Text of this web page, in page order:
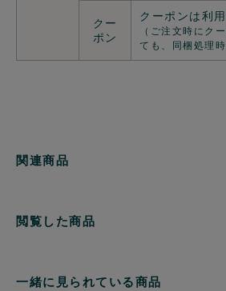
クー
ポン
クーポンは利
（ご注文時にク
ても、同梱処理
関連商品
閲覧した商品
一緒に見られている商品